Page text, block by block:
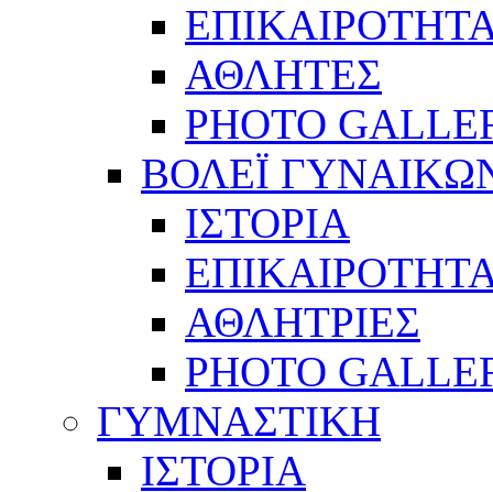
ΑΘΛΗΤΕΣ
PHOTO
ΒΟΛΕΪ
ΙΣΤΟΡΙΑ
ΑΘΛΗΤΡΙΕΣ
PHOTO
ΓΥΜΝΑΣΤΙΚΗ
ΙΣΤΟΡΙΑ